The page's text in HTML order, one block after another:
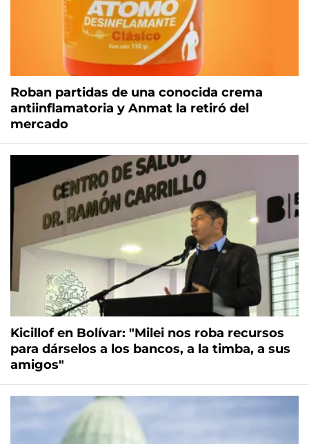
Roban partidas de una conocida crema
antiinflamatoria y Anmat la retiró del
mercado
Kicillof en Bolívar: "Milei nos roba recursos
para dárselos a los bancos, a la timba, a sus
amigos"